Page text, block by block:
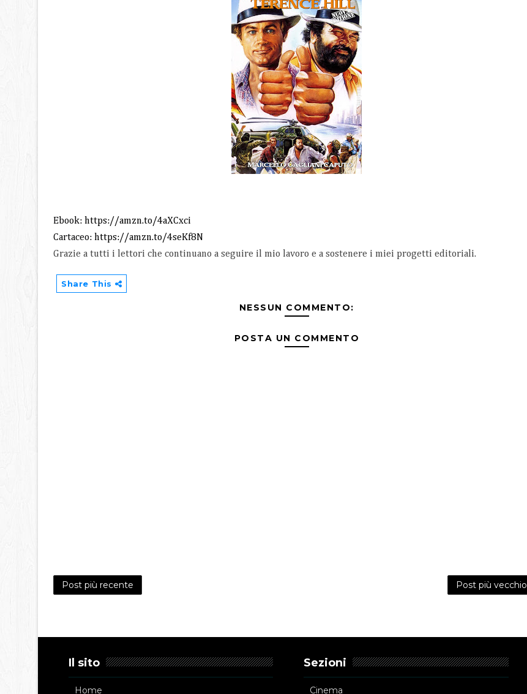
Ebook: https://amzn.to/4aXCxci
Cartaceo: https://amzn.to/4seKf8N
Grazie a tutti i lettori che continuano a seguire il mio lavoro e a sostenere i miei progetti editoriali.
Share This
NESSUN COMMENTO:
POSTA UN COMMENTO
Post più recente Post più vecchio
Il sito
Home
Sezioni
Cinema